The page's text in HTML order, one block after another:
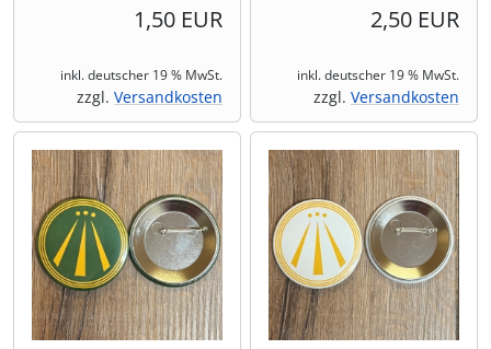
1,50 EUR
inkl. deutscher 19 % MwSt.
zzgl. Versandkosten
2,50 EUR
inkl. deutscher 19 % MwSt.
zzgl. Versandkosten